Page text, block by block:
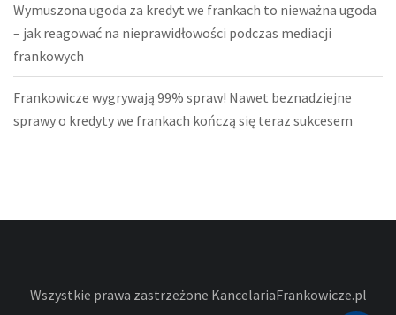
Wymuszona ugoda za kredyt we frankach to nieważna ugoda
– jak reagować na nieprawidłowości podczas mediacji
frankowych
Frankowicze wygrywają 99% spraw! Nawet beznadziejne
sprawy o kredyty we frankach kończą się teraz sukcesem
Wszystkie prawa zastrzeżone KancelariaFrankowicze.pl